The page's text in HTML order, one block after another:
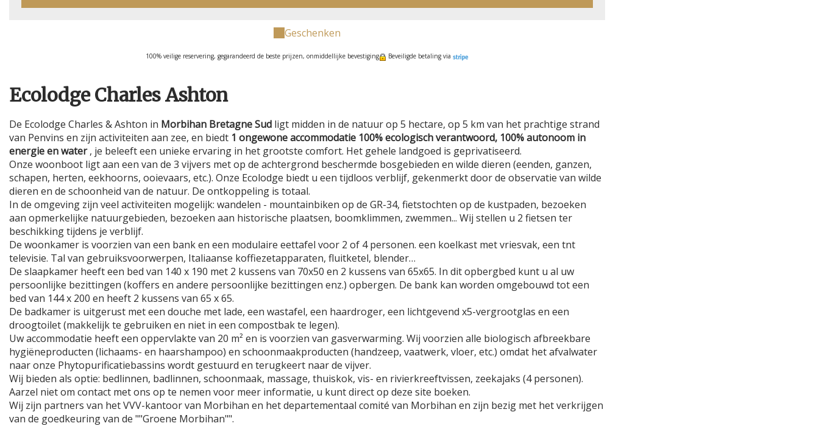
Geschenken
100% veilige reservering, gegarandeerd de beste prijzen, onmiddellijke bevestiging Beveiligde betaling via
Ecolodge Charles Ashton
De Ecolodge Charles & Ashton in Morbihan Bretagne Sud ligt midden in de natuur op 5 hectare, op 5 km van het prachtige strand
van Penvins en zijn activiteiten aan zee, en biedt 1 ongewone accommodatie 100% ecologisch verantwoord, 100% autonoom in
energie en water, je beleeft een unieke ervaring in het grootste comfort. Het gehele landgoed is geprivatiseerd.
Onze woonboot ligt aan een van de 3 vijvers met op de achtergrond beschermde bosgebieden en wilde dieren (eenden, ganzen,
schapen, herten, eekhoorns, ooievaars, etc.). Onze Ecolodge biedt u een tijdloos verblijf, gekenmerkt door de observatie van wilde
dieren en de schoonheid van de natuur. De ontkoppeling is totaal.
In de omgeving zijn veel activiteiten mogelijk: wandelen - mountainbiken op de GR-34, fietstochten op de kustpaden, bezoeken
aan opmerkelijke natuurgebieden, bezoeken aan historische plaatsen, boomklimmen, zwemmen... Wij stellen u 2 fietsen ter
beschikking tijdens je verblijf.
De woonkamer is voorzien van een bank en een modulaire eettafel voor 2 of 4 personen. een koelkast met vriesvak, een tnt
televisie. Tal van gebruiksvoorwerpen, Italiaanse koffiezetapparaten, fluitketel, blender…
De slaapkamer heeft een bed van 140 x 190 met 2 kussens van 70x50 en 2 kussens van 65x65. In dit opbergbed kunt u al uw
persoonlijke bezittingen (koffers en andere persoonlijke bezittingen enz.) opbergen. De bank kan worden omgebouwd tot een
bed van 144 x 200 en heeft 2 kussens van 65 x 65.
De badkamer is uitgerust met een douche met lade, een wastafel, een haardroger, een lichtgevend x5-vergrootglas en een
droogtoilet (makkelijk te gebruiken en niet in een compostbak te legen).
Uw accommodatie heeft een oppervlakte van 20 m² en is voorzien van gasverwarming. Wij voorzien alle biologisch afbreekbare
hygiëneproducten (lichaams- en haarshampoo) en schoonmaakproducten (handzeep, vaatwerk, vloer, etc.) omdat het afvalwater
naar onze Phytopurificatiebassins wordt gestuurd en terugkeert naar de vijver.
Wij bieden als optie: bedlinnen, badlinnen, schoonmaak, massage, thuiskok, vis- en rivierkreeftvissen, zeekajaks (4 personen).
Aarzel niet om contact met ons op te nemen voor meer informatie, u kunt direct op deze site boeken.
Wij zijn partners van het VVV-kantoor van Morbihan en het departementaal comité van Morbihan en zijn bezig met het verkrijgen
van de goedkeuring van de ""Groene Morbihan"".